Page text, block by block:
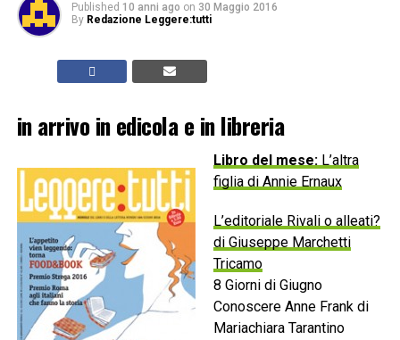
Published 10 anni ago on 30 Maggio 2016
By Redazione Leggere:tutti
in arrivoin edicola e in libreria
Libro del mese:L’altra
figlia di Annie Ernaux
L’editoriale Rivali o alleati?
di Giuseppe Marchetti
Tricamo
8 Giorni di Giugno
Conoscere Anne Frank di
Mariachiara Tarantino